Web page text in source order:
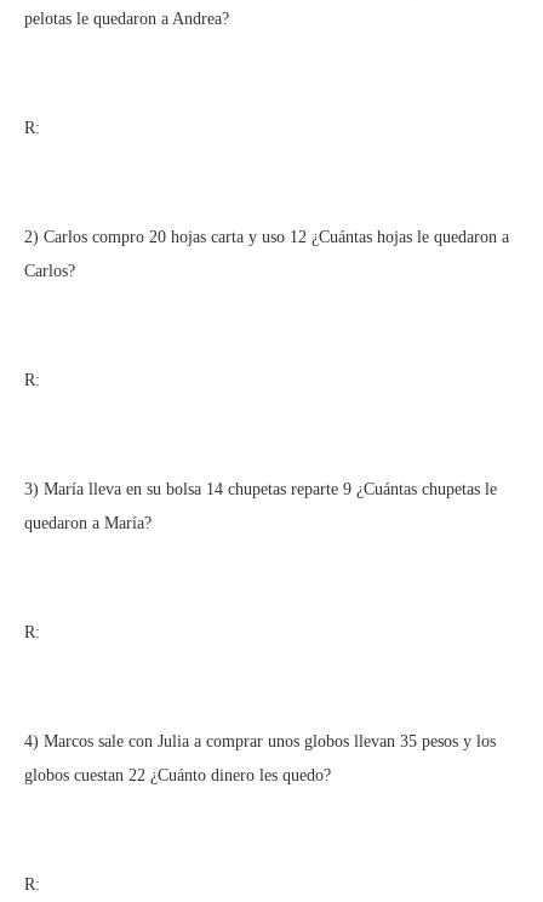
pelotas le quedaron a Andrea?
R:
2) Carlos compro 20 hojas carta y uso 12 ¿Cuántas hojas le quedaron a
Carlos?
R:
3) María lleva en su bolsa 14 chupetas reparte 9 ¿Cuántas chupetas le
quedaron a María?
R:
4) Marcos sale con Julia a comprar unos globos llevan 35 pesos y los
globos cuestan 22 ¿Cuánto dinero les quedo?
R: